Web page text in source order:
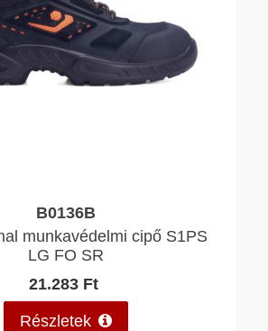
B0136B
munkavédelmi cipő S1PS
LG FO SR
21.283 Ft
Részletek